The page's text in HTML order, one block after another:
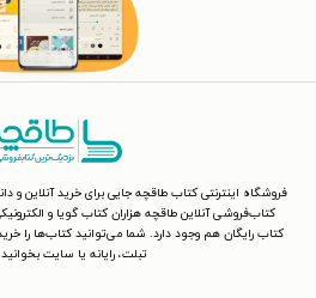
فروشگاه اینترنتی کتاب طاقچه جایی برای خرید آنلاین و
کتاب‌فروشی آنلاین طاقچه هزاران کتاب گویا و
کتاب رایگان هم وجود دارد. شما می‌توانید کتاب‌ها را
تبلت، رایانه یا سایت